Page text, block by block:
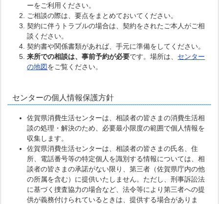
ーをご利用ください。
ご相談の際は、要点をまとめておいてください。
契約に伴うトラブルの場合は、契約をされたご本人がご相
談ください。
契約書や関係書類があれば、手元に準備をしてください。
来所での相談は、事前予約が必要です。場所は、 センター
の地図をご覧ください。
センターの個人情報保護方針
佐賀県消費生活センターは、相談者の皆さまの消費生活相
談の処理・解決のため、必要最小限度の範囲で個人情報を
収集します。
佐賀県消費生活センターは、相談者の皆さまの氏名、住
所、電話番号等の特定個人を識別する情報については、相
談者の皆さまの承諾がない限り、第三者（佐賀県庁内の他
の所属を含む）に提供いたしません。ただし、刑事訴訟法
に基づく捜査協力の場合など、法令等により第三者への提
供が義務付けられているときは、提供する場合がありま